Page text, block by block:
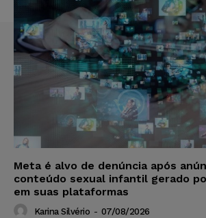
Meta é alvo de denúncia após
conteúdo sexual infantil gerado
em suas plataformas
Karina Silvério - 07/08/2026